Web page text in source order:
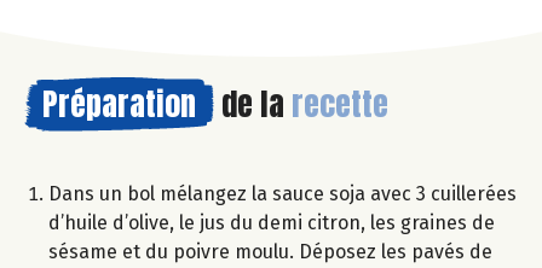
Préparation de la recette
Dans un bol mélangez la sauce soja avec 3 cuillerées
d’huile d’olive, le jus du demi citron, les graines de
sésame et du poivre moulu. Déposez les pavés de